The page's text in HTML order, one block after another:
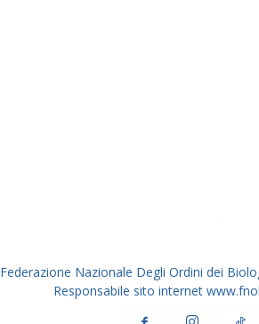
Federazione Nazionale Degli Ordini dei
Responsabile sito internet